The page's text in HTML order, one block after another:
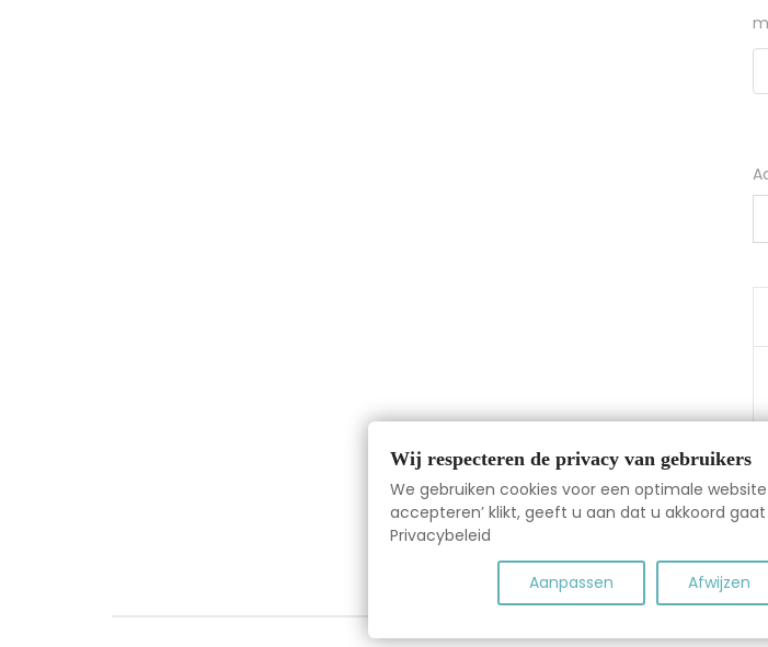
Wij respecteren de privacy van gebruikers
We gebruiken cookies voor een optimale website
accepteren’ klikt, geeft u aan dat u akkoord
Privacybeleid
Aanpassen Afwijzen